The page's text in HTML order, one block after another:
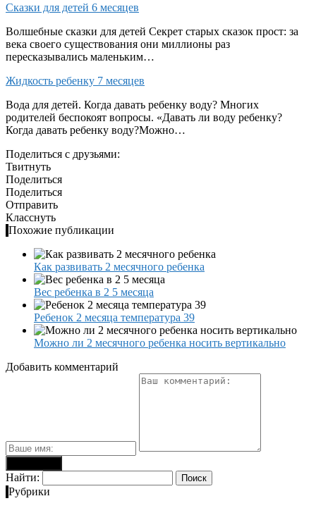
Сказки для детей 6 месяцев
Волшебные сказки для детей Секрет старых сказок прост: за
века своего существования они миллионы раз
пересказывались маленьким…
Жидкость ребенку 7 месяцев
Вода для детей. Когда давать ребенку воду? Многих
родителей беспокоят вопросы. «Давать ли воду ребенку?
Когда давать ребенку воду?Можно…
Поделиться с друзьями:
Твитнуть
Поделиться
Поделиться
Отправить
Класснуть
Похожие публикации
Как развивать 2 месячного ребенка
Вес ребенка в 2 5 месяца
Ребенок 2 месяца температура 39
Можно ли 2 месячного ребенка носить вертикально
Добавить комментарий
Найти:
Рубрики